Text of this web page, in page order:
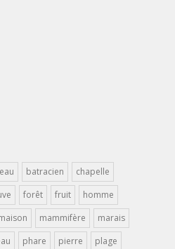
batracien
chapelle
forêt fruit
homme
mammifère
marais
phare pierre
plage